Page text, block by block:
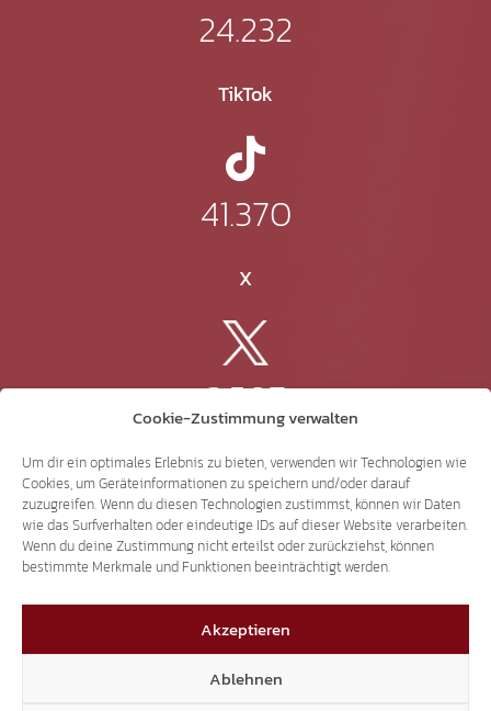
Cookie-Zustimmung verwalten
Um dir ein optimales Erlebnis zu bieten, verwenden wir Technologien wie
Cookies, um Geräteinformationen zu speichern und/oder darauf
zuzugreifen. Wenn du diesen Technologien zustimmst, können wir Daten
wie das Surfverhalten oder eindeutige IDs auf dieser Website verarbeiten.
Wenn du deine Zustimmung nicht erteilst oder zurückziehst, können
bestimmte Merkmale und Funktionen beeinträchtigt werden.
Akzeptieren
Ablehnen
24.232
TikTok
41.370
X
3.507
Threads
3.401
YouTube